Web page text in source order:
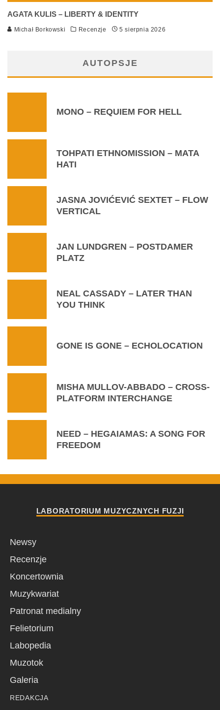
AGATA KULIS – LIBERTY & IDENTITY
Michał Borkowski Recenzje 5 sierpnia 2026
AUTOPSJE
MONO – REQUIEM FOR HELL
TOHPATI ETHNOMISSION – MATA
HATI
JASNA JOVIĆEVIĆ SEXTET – FLOW
VERTICAL
JAN LUNDGREN – POSTDAMER
PLATZ
NEAL CASSADY – LATER THAN
YOU THINK
GONE IS GONE – ECHOLOCATION
MISHA MULLOV-ABBADO – CROSS-
PLATFORM INTERCHANGE
NEED – HEGAIAMAS: A SONG FOR
FREEDOM
LABORATORIUM MUZYCZNYCH FUZJI
Newsy
Recenzje
Koncertownia
Muzykwariat
Patronat medialny
Felietorium
Labopedia
Muzotok
Galeria
REDAKCJA